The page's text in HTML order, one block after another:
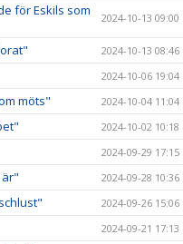
för Eskils som
2024-10-13 09:00
2024-10-13 08:46
2024-10-06 19:04
möts" 2024-10-04 11:04
2024-10-02 10:18
2024-09-29 17:15
är" 2024-09-28 10:36
2024-09-26 15:06
2024-09-21 17:13